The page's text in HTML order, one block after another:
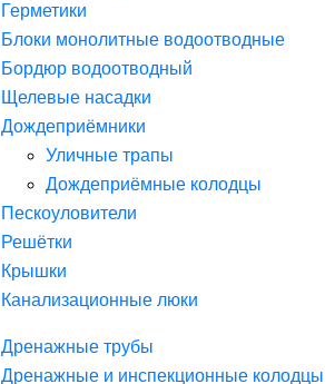
Герметики
Блоки монолитные водоотводные
Бордюр водоотводный
Щелевые насадки
Дождеприёмники
Уличные трапы
Дождеприёмные колодцы
Пескоуловители
Решётки
Крышки
Канализационные люки
Дренажные трубы
Дренажные и инспекционные колодцы